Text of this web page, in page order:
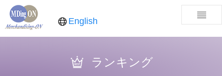
English
ランキング